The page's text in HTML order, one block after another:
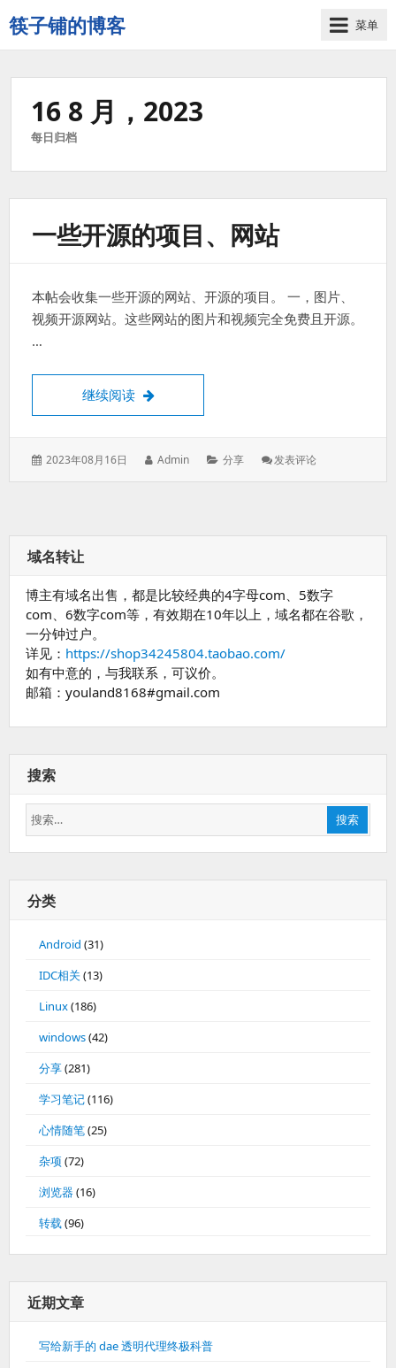
筷子铺的博客
记
录
点
菜单
16 8 月，2023
每日归档
一些开源的项目、网站
本帖会收集一些开源的网站、开源的项目。 一，图片、
视频开源网站。这些网站的图片和视频完全免费且开源。
…
继续阅读 一些开源的项目、网站
发
2023年08月16日
作
Admin
分
分享 发表评论: 一
站
域名转让
博主有域名出售，都是比较经典的4字母com、5数字
com、6数字com等，有效期在10年以上，域名都在谷歌，
一分钟过户。
详见： https://shop34245804.taobao.com/
如有中意的，与我联系，可议价。
邮箱：youland8168#gmail.com
搜索
搜
索：
搜索
分类
Android (31)
IDC相关(13)
Linux(186)
windows(42)
分享(281)
学习笔记(116)
心情随笔(25)
杂项 (72)
浏览器(16)
转载(96)
近期文章
写给新手的 dae 透明代理终极科普